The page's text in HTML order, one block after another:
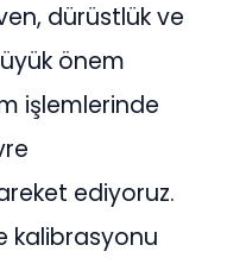
dürüstlük ve
önem
işlemlerinde
ediyoruz.
kalibrasyonu